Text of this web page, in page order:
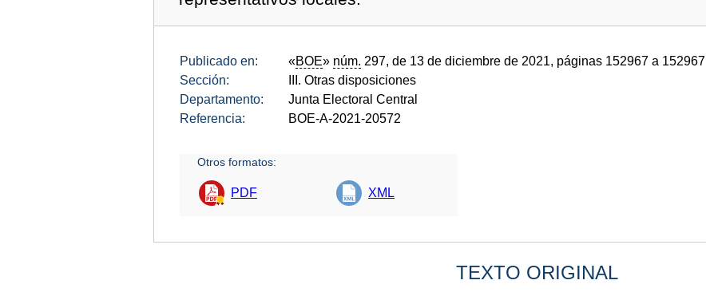
Publicado en: «BOE» núm. 297, de 13 de diciembre de 2021, páginas 152967 a
Sección:
III. Otras disposiciones
Departamento:
Junta Electoral Central
Referencia:
BOE-A-2021-20572
Otros formatos:
PDF XML
TEXTO ORIGINAL